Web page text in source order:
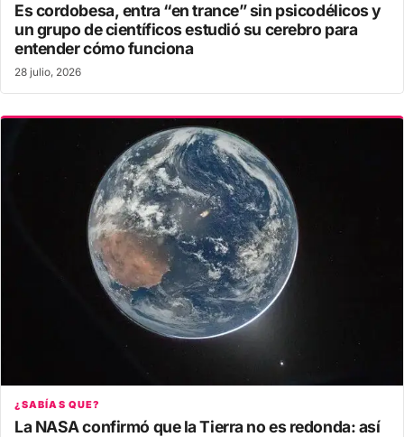
Es cordobesa, entra “en trance” sin psicodélicos y
un grupo de científicos estudió su cerebro para
entender cómo funciona
28 julio, 2026
¿SABÍAS QUE?
La NASA confirmó que la Tierra no es redonda: así